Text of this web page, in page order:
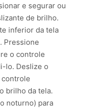
e segurar ou
de brilho.
inferior da tela
Pressione
o controle
lo. Deslize o
controle
brilho da tela.
noturno) para